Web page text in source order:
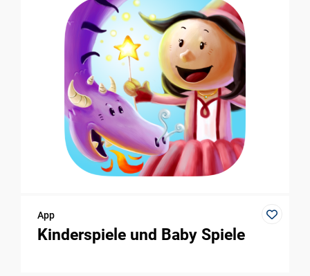
App
Kinderspiele und Baby Spiele